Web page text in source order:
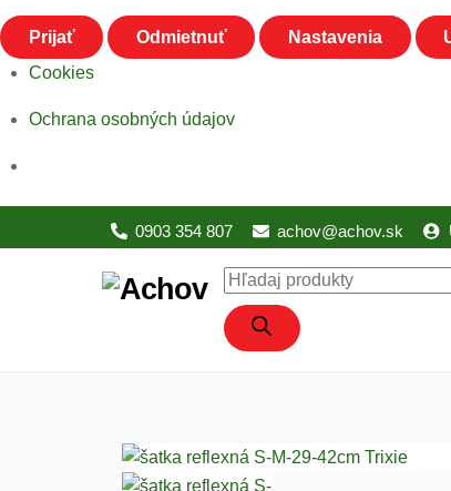
Prijať Odmietnuť Nastavenia
Cookies
Ochrana osobných údajov
to
0903 354 807 achov@achov.sk
Products
search